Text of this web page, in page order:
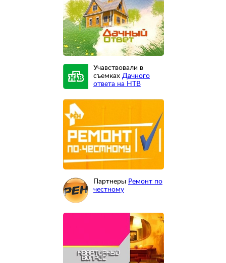
Учавствовали в
съемках Дачного
ответа на НТВ
Партнеры Ремонт по
честному